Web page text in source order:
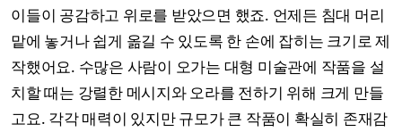
이들이 공감하고 위로를 받았으면 했죠. 언제든 침대 머리
맡에 놓거나 쉽게 옮길 수 있도록 한 손에 잡히는 크기로 제
작했어요. 수많은 사람이 오가는 대형 미술관에 작품을 설
치할 때는 강렬한 메시지와 오라를 전하기 위해 크게 만들
고요. 각각 매력이 있지만 규모가 큰 작품이 확실히 존재감